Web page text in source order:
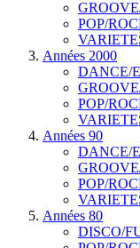
POP/
Années 2000
DANCE/
POP/
Années 90
DANCE/
POP/
Années 80
DISCO/